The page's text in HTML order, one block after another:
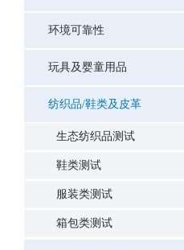
环境可靠性
玩具及婴童用品
纺织品/鞋类及皮革
生态纺织品测试
鞋类测试
服装类测试
箱包类测试